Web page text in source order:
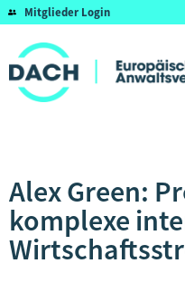
Mitglieder Login
Alex Green:
komplexe